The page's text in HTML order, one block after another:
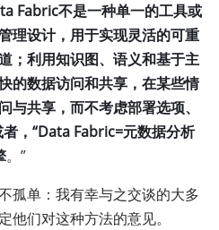
Fabric不是一种单一的工具或
理设计，用于实现灵活的可重
；利用知识图、语义和基于主
的数据访问和共享，在某些情
与共享，而不考虑部署选项、
，“Data Fabric=元数据分析
。”
孤单：我有幸与之交谈的大多
他们对这种方法的意见。